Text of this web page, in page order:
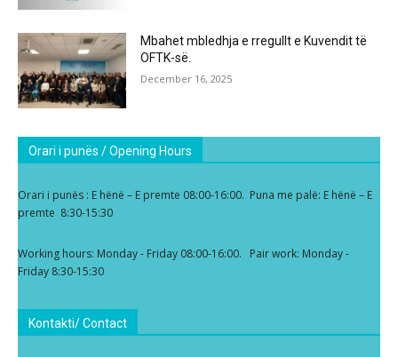
Mbahet mbledhja e rregullt e Kuvendit të
OFTK-së.
December 16, 2025
Orari i punës / Opening Hours
Orari i punës : E hënë – E premte 08:00-16:00. Puna me palë: E hënë – E
premte 8:30-15:30
Working hours: Monday - Friday 08:00-16:00. Pair work: Monday -
Friday 8:30-15:30
Kontakti/ Contact